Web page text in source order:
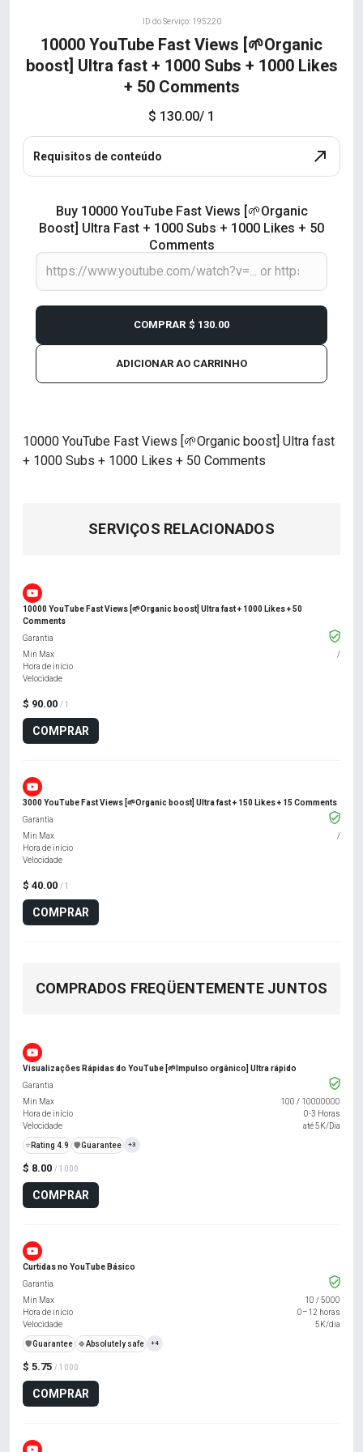
ID do Serviço: 195220
10000 YouTube Fast Views [🌱Organic
boost] Ultra fast + 1000 Subs + 1000 Likes
+ 50 Comments
$ 130.00/ 1
Requisitos de conteúdo
Buy 10000 YouTube Fast Views [🌱Organic
Boost] Ultra Fast + 1000 Subs + 1000 Likes + 50
Comments
ADICIONAR AO CARRINHO
COMPRAR $ 130.00
10000 YouTube Fast Views [🌱Organic boost] Ultra fast
+ 1000 Subs + 1000 Likes + 50 Comments
SERVIÇOS RELACIONADOS
10000 YouTube Fast Views [🌱Organic boost] Ultra fast + 1000 Likes + 50
Comments
$ 90.00 / 1
COMPRAR
Garantia
Min Max
/
Hora de início
Velocidade
3000 YouTube Fast Views [🌱Organic boost] Ultra fast + 150 Likes + 15 Comments
$ 40.00 / 1
COMPRAR
Garantia
Min Max
/
Hora de início
Velocidade
COMPRADOS FREQÜENTEMENTE JUNTOS
Visualizações Rápidas do YouTube [🌱Impulso orgânico] Ultra rápido
$ 8.00 / 1000
COMPRAR
Garantia
Min Max
100 / 10000000
Hora de início
0-3 Horas
Velocidade
até 5K/Dia
⭐ Rating 4.9 ️🛡️Guarantee +3
Curtidas no YouTube Básico
$ 5.75 / 1000
COMPRAR
Garantia
Min Max
10 /5000
Hora de início
0–12 horas
Velocidade
5K/dia
️🛡️Guarantee 🍀Absolutely safe +4